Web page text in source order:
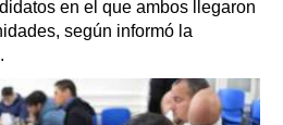
en el que ambos llegaron
según informó la